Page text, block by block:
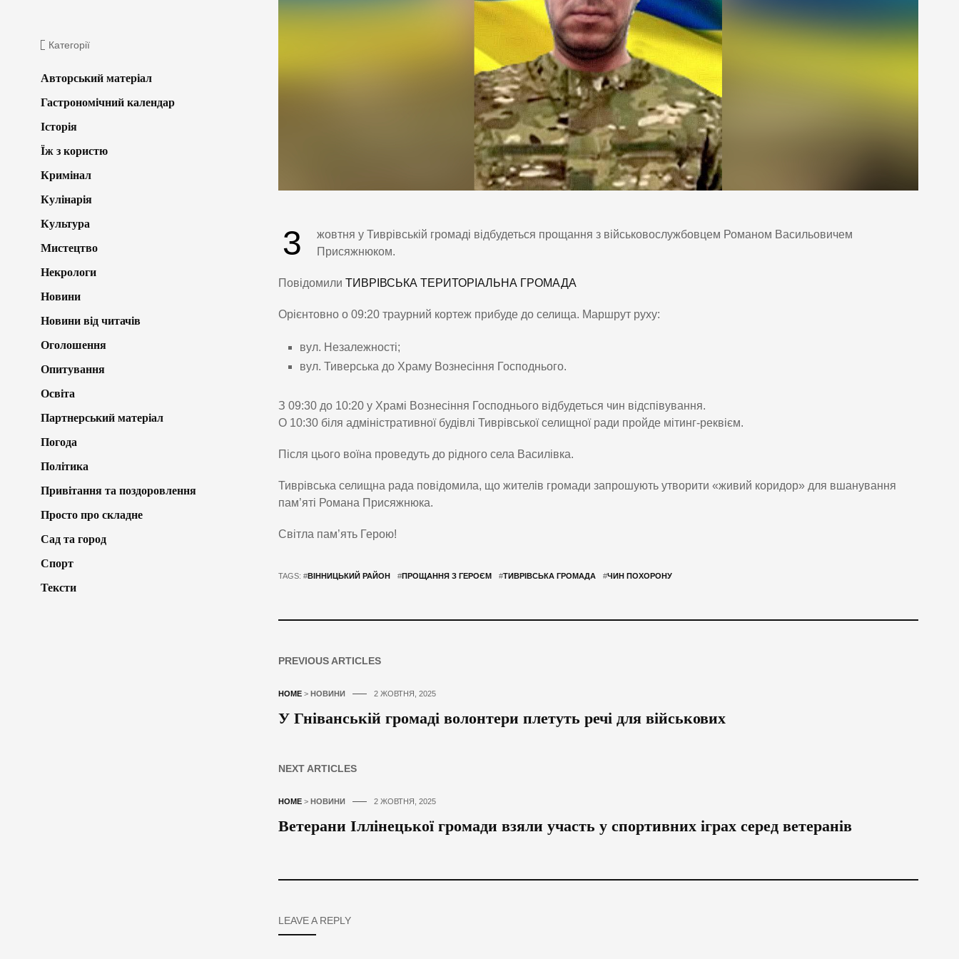
3
жовтня у Тиврівській громаді відбудеться прощання з військовослужбовцем Романом Васильовичем
Присяжнюком.
Повідомили ТИВРІВСЬКА ТЕРИТОРІАЛЬНА ГРОМАДА
Орієнтовно о 09:20 траурний кортеж прибуде до селища. Маршрут руху:
вул. Незалежності;
вул. Тиверська до Храму Вознесіння Господнього.
З 09:30 до 10:20 у Храмі Вознесіння Господнього відбудеться чин відспівування.
О 10:30 біля адміністративної будівлі Тиврівської селищної ради пройде мітинг-реквієм.
Після цього воїна проведуть до рідного села Василівка.
Тиврівська селищна рада повідомила, що жителів громади запрошують утворити «живий коридор» для вшанування
пам’яті Романа Присяжнюка.
Світла пам’ять Герою!
TAGS: #ВІННИЦЬКИЙ РАЙОН #ПРОЩАННЯ З ГЕРОЄМ #ТИВРІВСЬКА ГРОМАДА #ЧИН ПОХОРОНУ
PREVIOUS ARTICLES
HOME> НОВИНИ 2 ЖОВТНЯ, 2025
У Гніванській громаді волонтери плетуть речі для військових
NEXT ARTICLES
HOME> НОВИНИ 2 ЖОВТНЯ, 2025
Ветерани Іллінецької громади взяли участь у спортивних іграх серед ветеранів
LEAVE A REPLY
Категорії
Авторський матеріал
Гастрономічний календар
Історія
Їж з користю
Кримінал
Кулінарія
Культура
Мистецтво
Некрологи
Новини
Новини від читачів
Оголошення
Опитування
Освіта
Партнерський матеріал
Погода
Політика
Привітання та поздоровлення
Просто про складне
Сад та город
Спорт
Тексти